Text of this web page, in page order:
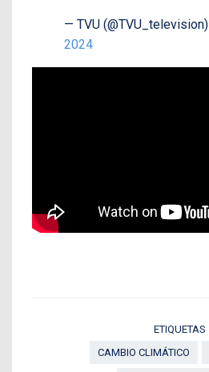
— TVU (@TVU_television)
2024
ETIQUETAS
CAMBIO CLIMÁTICO